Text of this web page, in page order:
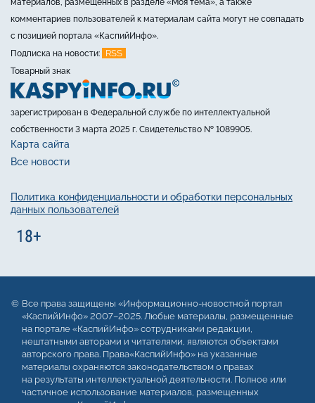
материалов, размещённых в разделе «Моя тема», а также
комментариев пользователей к материалам сайта могут не совпадать
с позицией портала «КаспийИнфо».
Подписка на новости:
RSS
Товарный знак
зарегистрирован в Федеральной службе по интеллектуальной
собственности 3 марта 2025 г. Свидетельство № 1089905.
Карта сайта
Все новости
Политика конфиденциальности и обработки персональных
данных пользователей
Все права защищены «Информационно-новостной портал
«КаспийИнфо» 2007–2025. Любые материалы, размещенные
на портале «КаспийИнфо» сотрудниками редакции,
нештатными авторами и читателями, являются объектами
авторского права. Права«КаспийИнфо» на указанные
материалы охраняются законодательством о правах
на результаты интеллектуальной деятельности. Полное или
частичное использование материалов, размещенных